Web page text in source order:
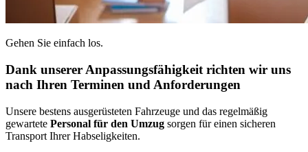
Gehen Sie einfach los.
Dank unserer Anpassungsfähigkeit richten wir uns
nach Ihren Terminen und Anforderungen
Unsere bestens ausgerüsteten Fahrzeuge und das regelmäßig
gewartete Personal für den Umzug sorgen für einen sicheren
Transport Ihrer Habseligkeiten.